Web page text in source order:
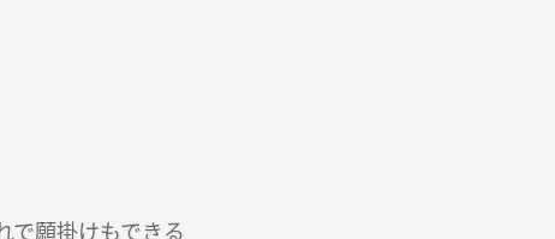
で願掛けもできる